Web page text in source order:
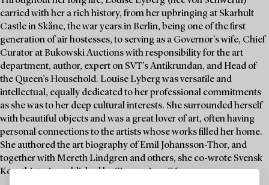
carried with her a rich history, from her upbringing at Skarhult
Castle in Skåne, the war years in Berlin, being one of the first
generation of air hostesses, to serving as a Governor's wife, Chief
Curator at Bukowski Auctions with responsibility for the art
department, author, expert on SVT’s Antikrundan, and Head of
the Queen’s Household. Louise Lyberg was versatile and
intellectual, equally dedicated to her professional commitments
as she was to her deep cultural interests. She surrounded herself
with beautiful objects and was a great lover of art, often having
personal connections to the artists whose works filled her home.
She authored the art biography of Emil Johansson-Thor, and
together with Mereth Lindgren and others, she co-wrote Svensk
Konsthistoria, published by Signum in 1986.